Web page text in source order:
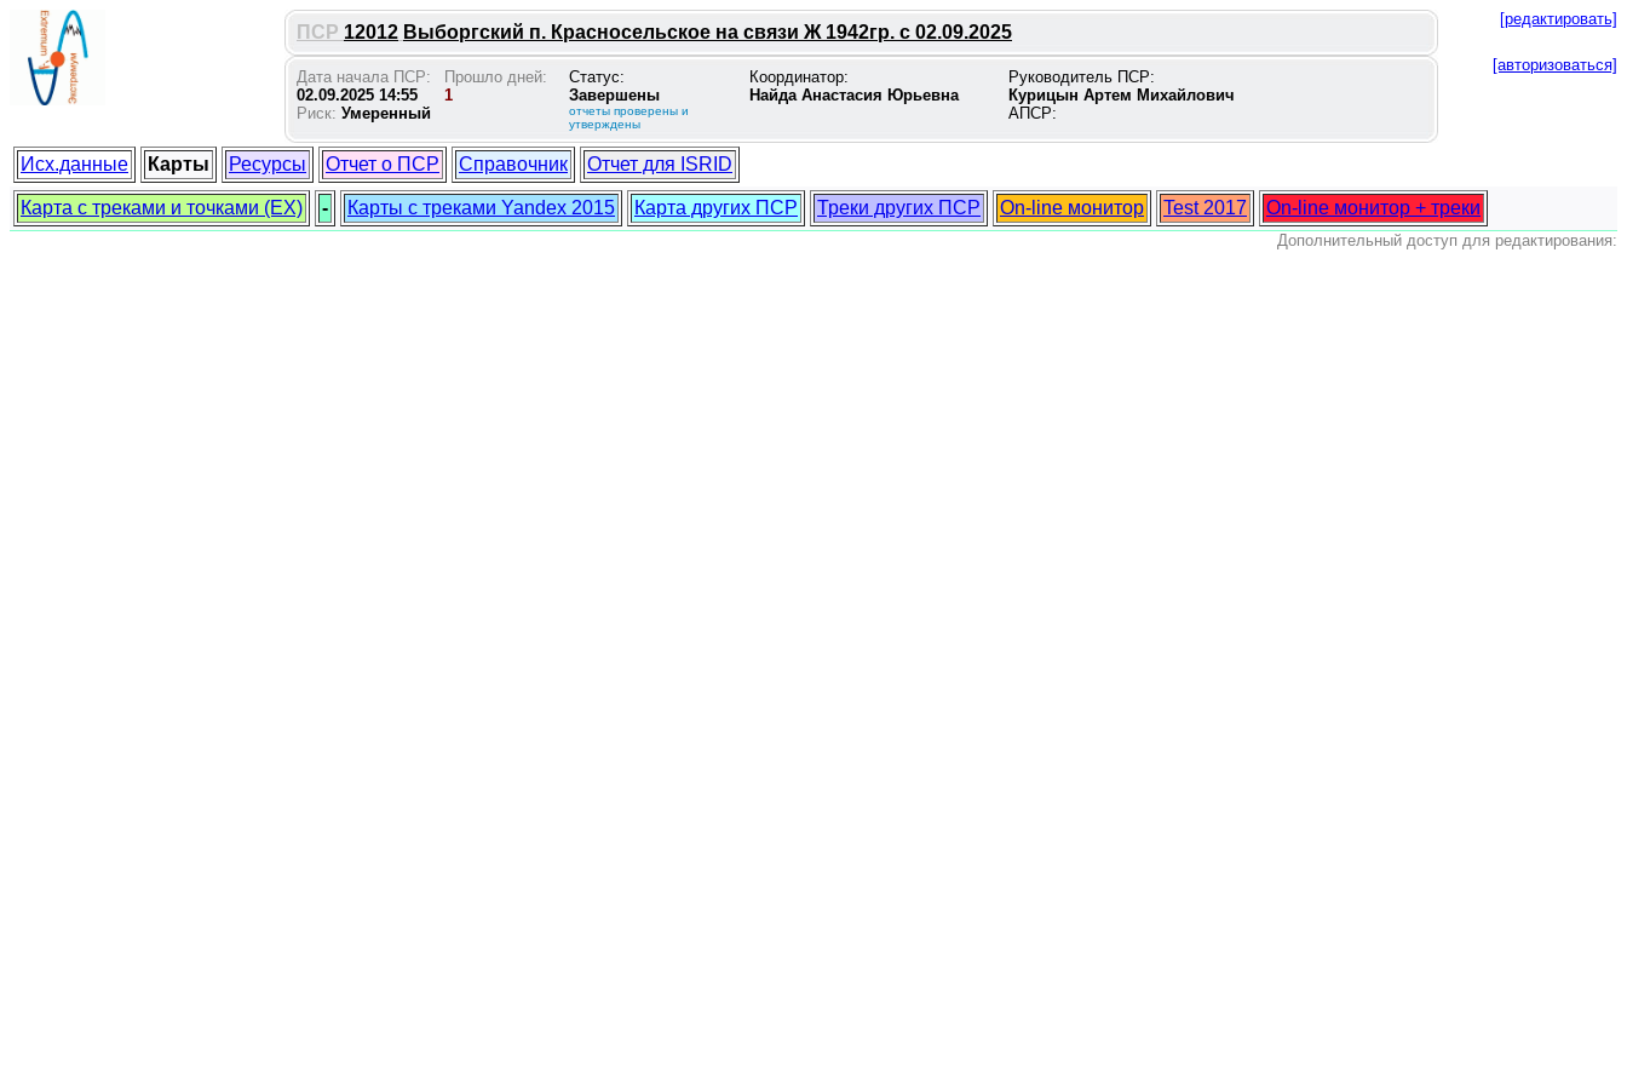
ПСР 12012 Выборгский п. Красносельское на связи Ж 1942гр. с 02.09.2025
[редактировать]
Дата начала ПСР:
02.09.2025 14:55
Риск: Умеренный
Прошло дней:
1
Статус:
Завершены
отчеты проверены и
утверждены
Координатор:
Найда Анастасия Юрьевна
Руководитель ПСР:
Курицын Артем Михайлович
АПСР:
[авторизоваться]
Исх.данные Карты Ресурсы Отчет о ПСР Справочник Отчет для ISRID
Карта с треками и точками (EX) - Карты с треками Yandex 2015 Карта других ПСР Треки других ПСР On-line монитор Test 2017 On-line монитор + треки
Дополнительный доступ для редактирования: